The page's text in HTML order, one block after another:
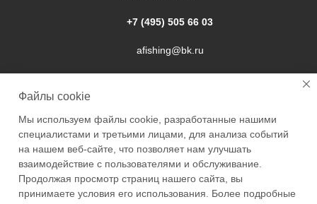
+7 (495) 505 66 03
afishing@bk.ru
2026 © Academyfishing - продажа товаров для рыбалки по
Москве и России
Файлы cookie
Мы используем файлы cookie, разработанные нашими
специалистами и третьими лицами, для анализа событий
на нашем веб-сайте, что позволяет нам улучшать
взаимодействие с пользователями и обслуживание.
Продолжая просмотр страниц нашего сайта, вы
принимаете условия его использования. Более подробные